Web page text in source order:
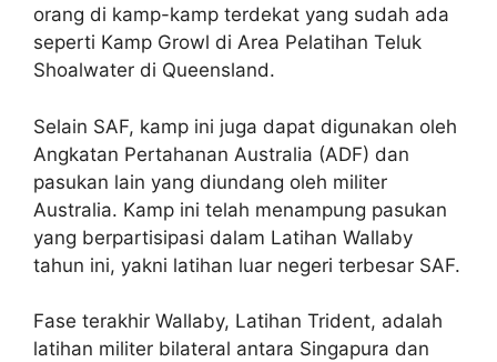
orang di kamp-kamp terdekat yang sudah ada
seperti Kamp Growl di Area Pelatihan Teluk
Shoalwater di Queensland.
Selain SAF, kamp ini juga dapat digunakan oleh
Angkatan Pertahanan Australia (ADF) dan
pasukan lain yang diundang oleh militer
Australia. Kamp ini telah menampung pasukan
yang berpartisipasi dalam Latihan Wallaby
tahun ini, yakni latihan luar negeri terbesar SAF.
Fase terakhir Wallaby, Latihan Trident, adalah
latihan militer bilateral antara Singapura dan